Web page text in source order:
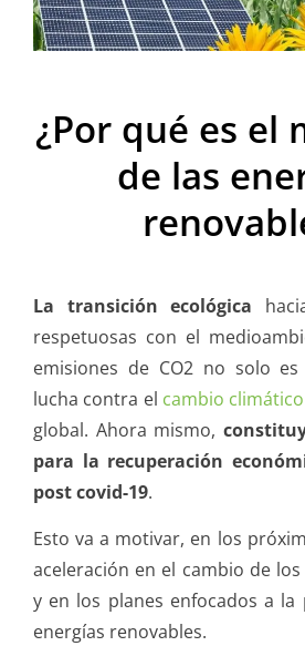
¿Por qué es el
de las
La transición ecológica
respetuosas con el
emisiones de CO2 no solo
lucha contra el cambio climático
global. Ahora mismo,
para la recuperación
post covid-19.
Esto va a motivar, en los
aceleración en el cambio de
y en los planes enfocados a la
energías renovables.